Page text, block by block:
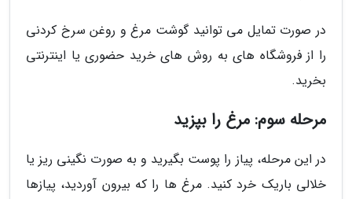
در صورت تمایل می توانید گوشت مرغ و روغن سرخ کردنی
را از فروشگاه های به روش های خرید حضوری یا اینترنتی
بخرید.
مرحله سوم: مرغ را بپزید
در این مرحله، پیاز را پوست بگیرید و به صورت نگینی ریز یا
خلالی باریک خرد کنید. مرغ ها را که بیرون آوردید، پیازها